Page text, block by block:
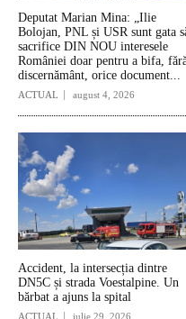
Deputat Marian Mina: „Ilie
Bolojan, PNL și USR sunt gata
sacrifice DIN NOU interesele
României doar pentru a bifa,
discernământ, orice document...
ACTUAL august 4, 2026
Accident, la intersecția dintre
DN5C și strada Voestalpine. Un
bărbat a ajuns la spital
ACTUAL iulie 29, 2026